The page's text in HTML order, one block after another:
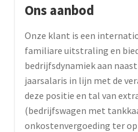
Ons aanbod
Onze klant is een
familiare uitstraling en
bedrijfsdynamiek aan
jaarsalaris in lijn met de
deze positie en tal van
(bedrijfswagen met
onkostenvergoeding ter